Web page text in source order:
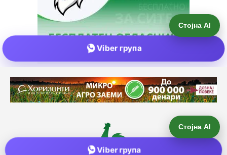
Стојна AI
Viber група